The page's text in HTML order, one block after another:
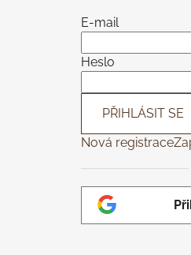
E-mail
Heslo
PŘIHLÁSIT SE
Nová registrace